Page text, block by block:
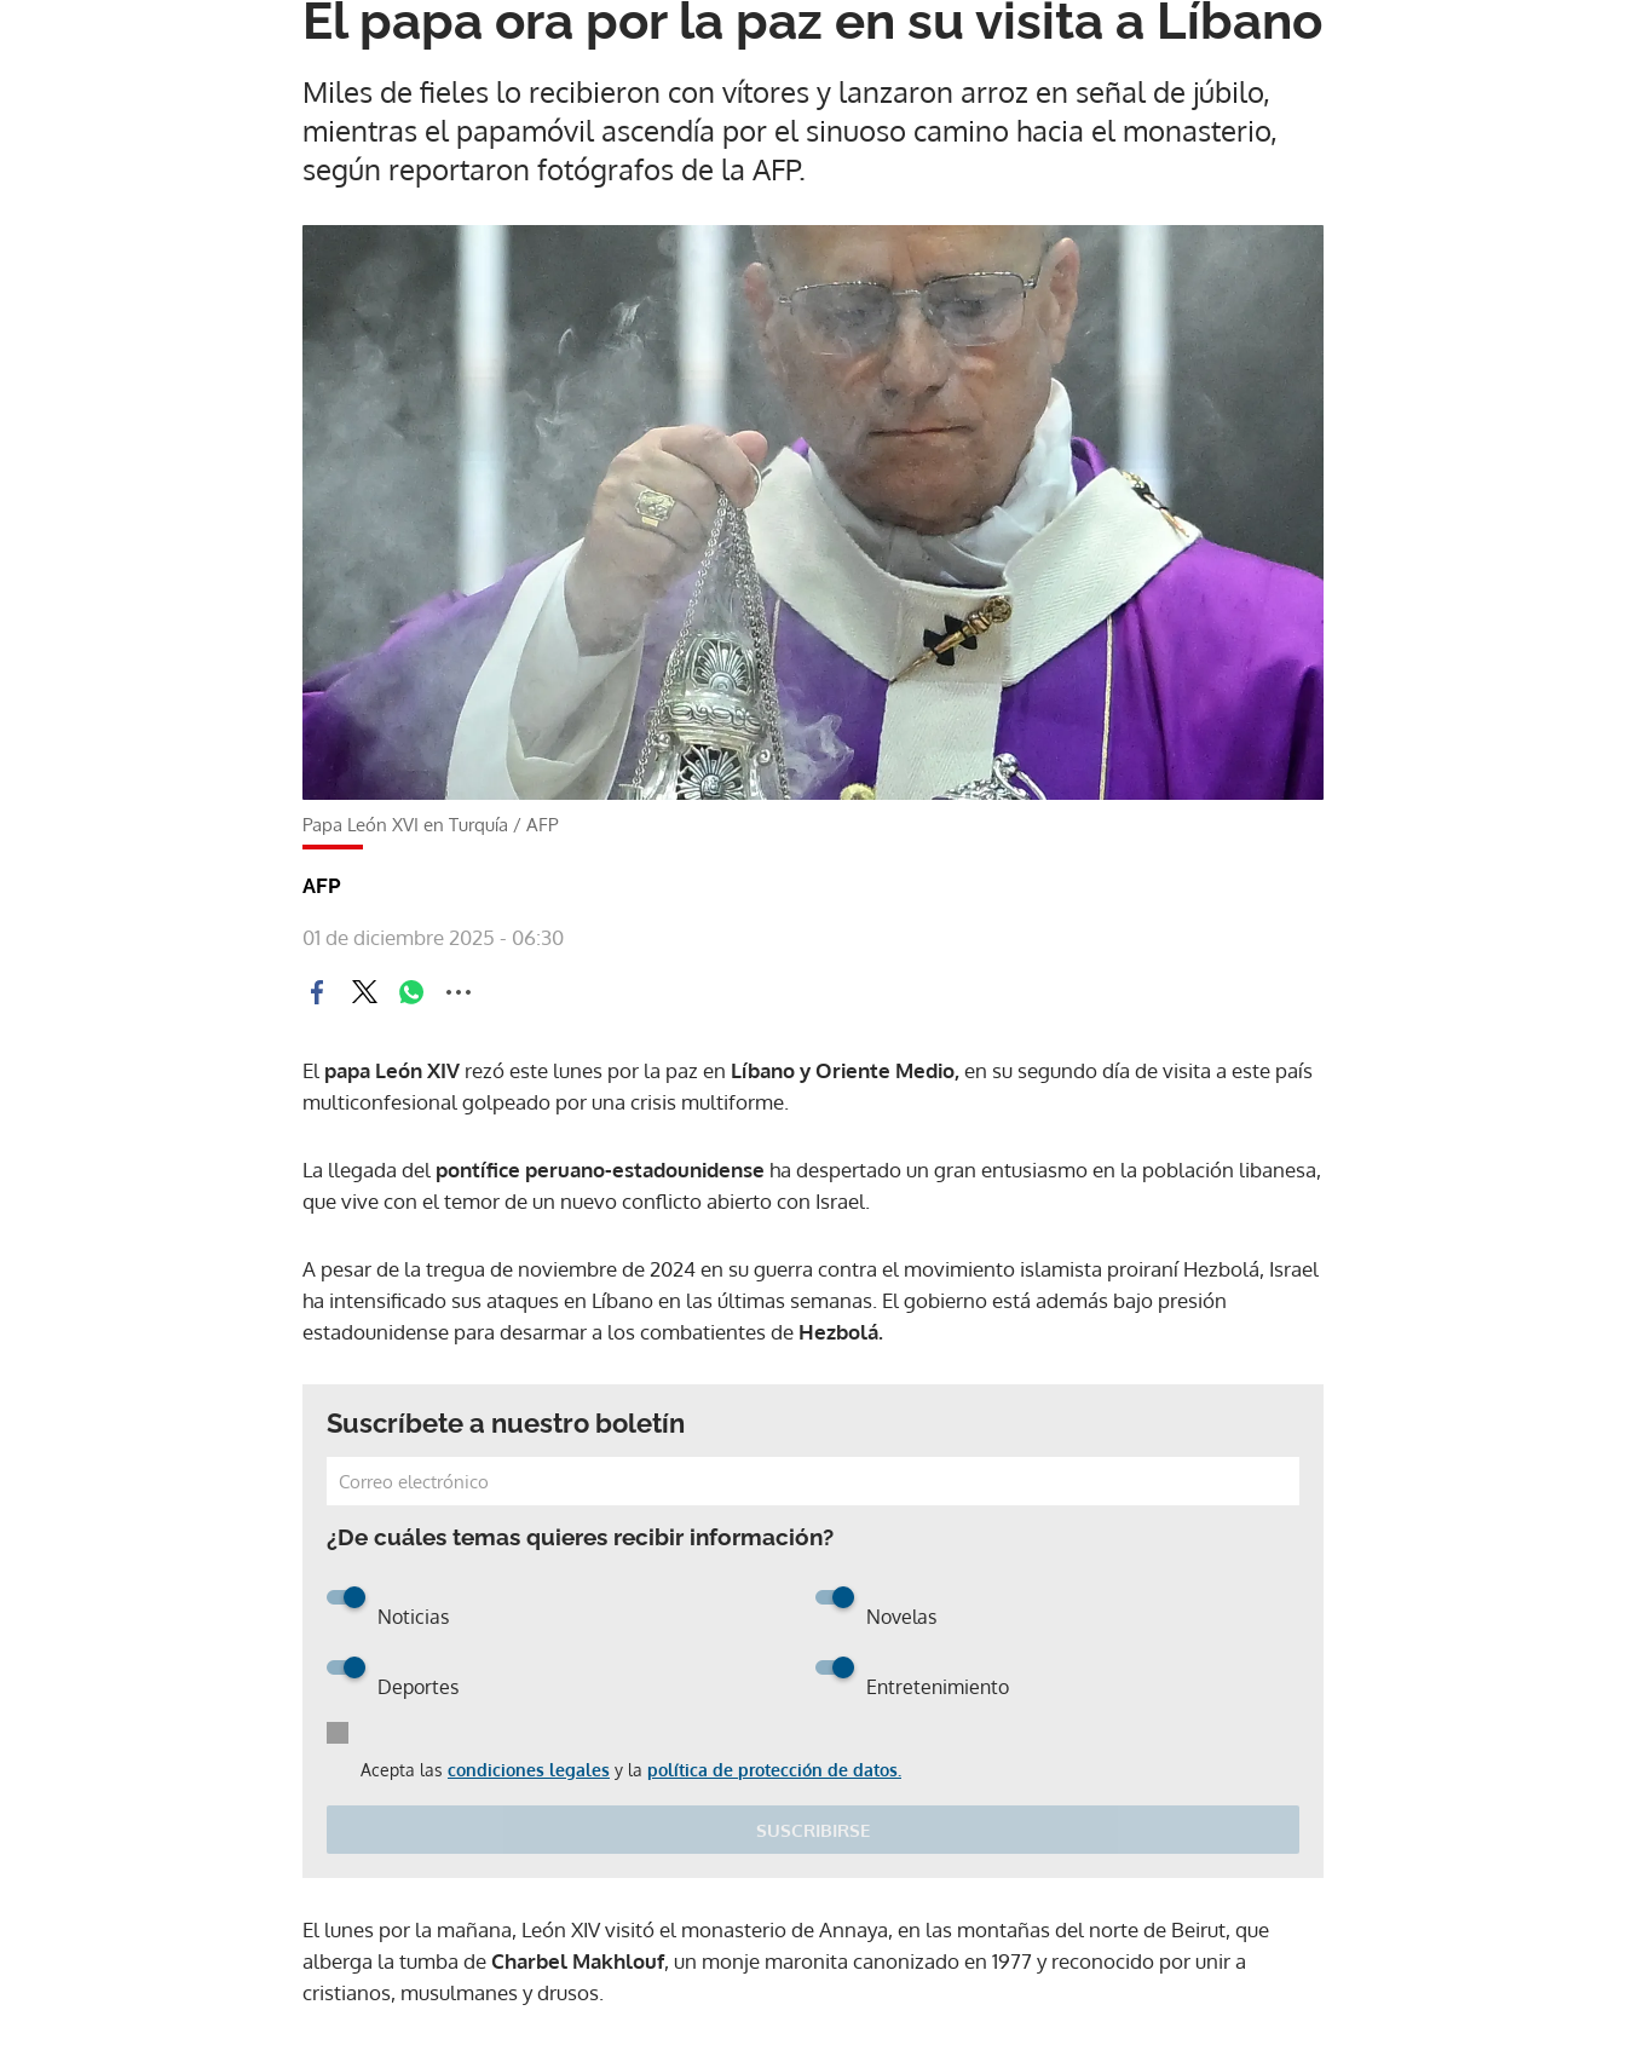
El papa ora por la paz en su visita a Líbano
Miles de fieles lo recibieron con vítores y lanzaron arroz en señal de júbilo,
mientras el papamóvil ascendía por el sinuoso camino hacia el monasterio,
según reportaron fotógrafos de la AFP.
Papa León XVI en Turquía / AFP
AFP
01 de diciembre 2025 - 06:30
El papa León XIV rezó este lunes por la paz en Líbano y Oriente Medio,en su segundo día de visita a este país
multiconfesional golpeado por una crisis multiforme.
La llegada del pontífice peruano-estadounidense ha despertado un gran entusiasmo en la población libanesa,
que vive con el temor de un nuevo conflicto abierto con Israel.
A pesar de la tregua de noviembre de 2024 en su guerra contra el movimiento islamista proiraní Hezbolá, Israel
ha intensificado sus ataques en Líbano en las últimas semanas. El gobierno está además bajo presión
estadounidense para desarmar a los combatientes de Hezbolá.
Suscríbete a nuestro boletín
¿De cuáles temas quieres recibir información?
Noticias Novelas
Deportes Entretenimiento
Acepta las condiciones legales y la política de protección de datos.
SUSCRIBIRSE
El lunes por la mañana, León XIV visitó el monasterio de Annaya, en las montañas del norte de Beirut, que
alberga la tumba deCharbel Makhlouf, un monje maronita canonizado en 1977 y reconocido por unir a
cristianos, musulmanes y drusos.